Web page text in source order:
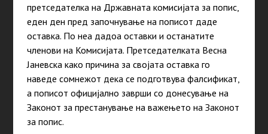
претседателка на Државната комисијата за попис,
еден ден пред започнување на пописот даде
оставка. По неа дадоа оставки и останатите
членови на Комисијата. Претседателката Весна
Јаневска како причина за својата оставка го
наведе сомнежот дека се подготвува фалсификат,
а пописот официјално заврши со донесување на
Законот за престанување на важењето на Законот
за попис.